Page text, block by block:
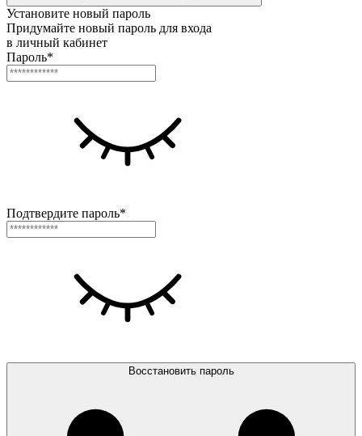
Установите новый пароль
Придумайте новый пароль для входа
в личный кабинет
Пароль*
Подтвердите пароль*
Восстановить пароль